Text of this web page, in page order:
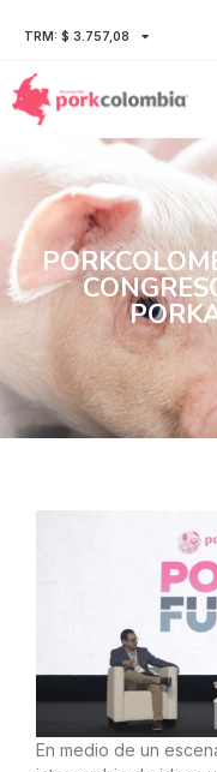
TRM: $ 3.757,08
En medio de un